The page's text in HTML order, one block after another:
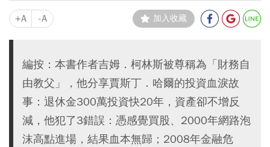
+A -A 加入收藏
編按：本書作者吉姆．柯林斯被尊稱為「財務自
由教父」，他分享賈斯丁．哈爾的投資血淚故
事：退休金300萬投資快20年，資產卻不增反
減，他犯了3錯誤：憑感覺買股、2000年網路泡
沫高點進場，結果血本無歸；2008年金融危